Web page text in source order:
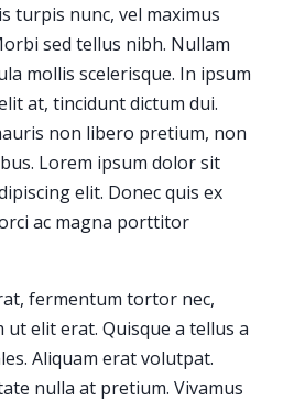
turpis nunc, vel maximus
sed tellus nibh. Nullam
mollis scelerisque. In ipsum
at, tincidunt dictum dui.
non libero pretium, non
Lorem ipsum dolor sit
elit. Donec quis ex
ac magna porttitor
fermentum tortor nec,
ut elit erat. Quisque a tellus a
Aliquam erat volutpat.
nulla at pretium. Vivamus